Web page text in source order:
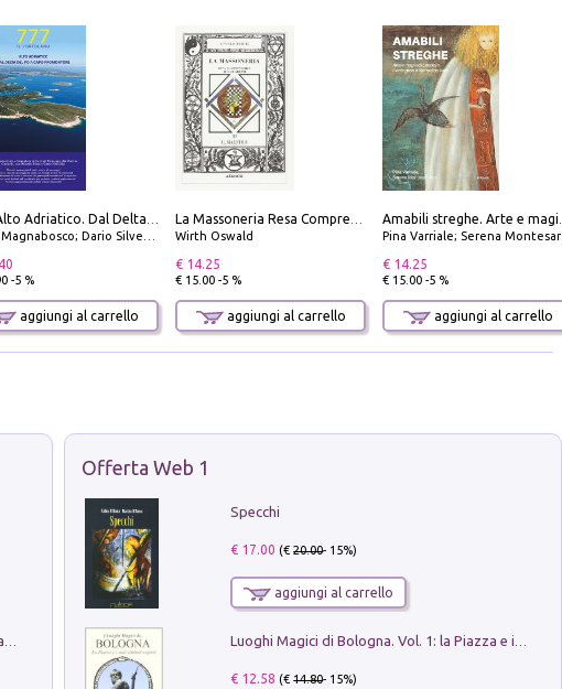
Dario Silvestro; Marco Sbrizzi
-5 %
aggiungi al carrello
Wirth Oswald
€ 14.25
€ 15.00 -5 %
aggiungi al carrello
Pina Varriale; Serena Montesarchio
€ 14.25
€ 15.00 -5 %
aggiungi al carrello
Offerta Web 1
Specchi
€ 17.00 (€20.00- 15%)
aggiungi al carrello
€ 12.58 (€14.80- 15%)